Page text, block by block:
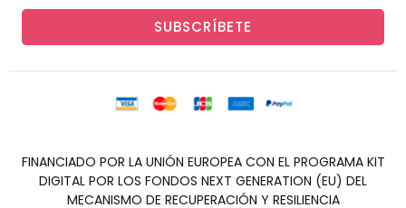
SUBSCRÍBETE
FINANCIADO POR LA UNIÓN EUROPEA CON EL PROGRAMA KIT
DIGITAL POR LOS FONDOS NEXT GENERATION (EU) DEL
MECANISMO DE RECUPERACIÓN Y RESILIENCIA